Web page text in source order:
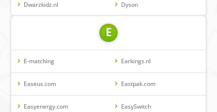
Dwarzkidz.nl Dyson
E
E-matching Earkings.nl
Easeus.com Eastpak.com
Easyenergy.com EasySwitch